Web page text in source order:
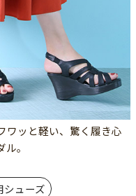
ワッと軽い、驚く履き心
。
シューズ